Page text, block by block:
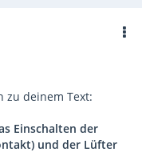
zu deinem Text:
Einschalten der
und der Lüfter